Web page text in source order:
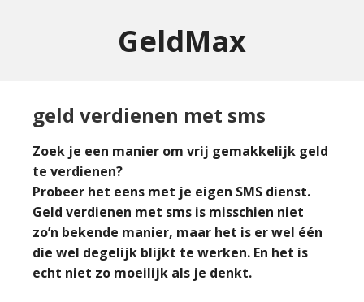
GeldMax
geld verdienen met sms
Zoek je een manier om vrij gemakkelijk geld
te verdienen?
Probeer het eens met je eigen SMS dienst.
Geld verdienen met sms is misschien niet
zo’n bekende manier, maar het is er wel één
die wel degelijk blijkt te werken. En het is
echt niet zo moeilijk als je denkt.